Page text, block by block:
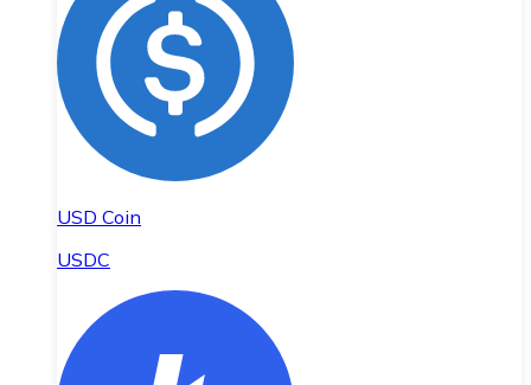
USD Coin
USDC